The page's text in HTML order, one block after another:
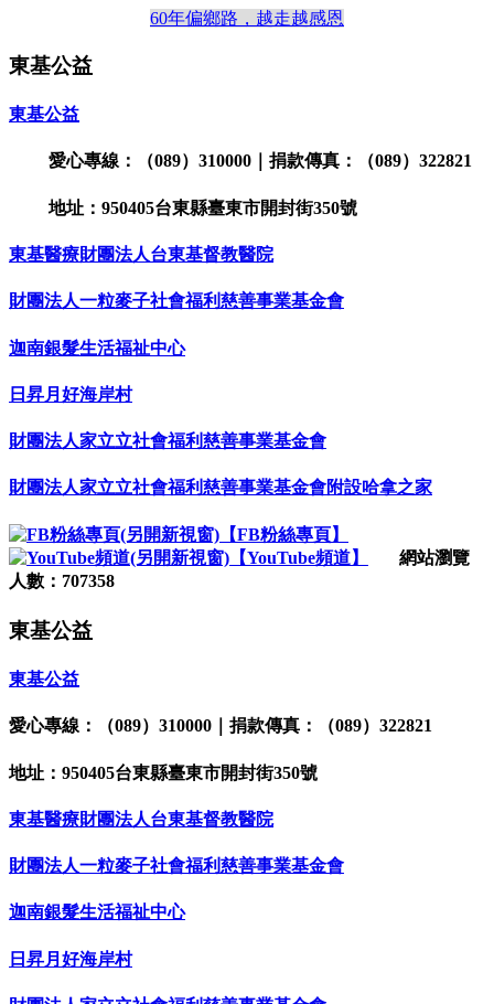
60年偏鄉路，越走越感恩
東基公益
東基公益
愛心專線：（089）310000｜捐款傳真：（089）322821
地址：950405台東縣臺東市開封街350號
東基醫療財團法人台東基督教醫院
財團法人一粒麥子社會福利慈善事業基金會
迦南銀髮生活福祉中心
日昇月好海岸村
財團法人家立立社會福利慈善事業基金會
財團法人家立立社會福利慈善事業基金會附設哈拿之家
【FB粉絲專頁】
【YouTube頻道】
網站瀏覽
人數：707358
東基公益
東基公益
愛心專線：（089）310000｜捐款傳真：（089）322821
地址：950405台東縣臺東市開封街350號
東基醫療財團法人台東基督教醫院
財團法人一粒麥子社會福利慈善事業基金會
迦南銀髮生活福祉中心
日昇月好海岸村